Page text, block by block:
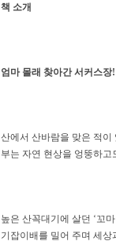
책 소개
엄마 몰래 찾아간 서커스
산에서 산바람을 맞은 적이
부는 자연 현상을 엉뚱하고
높은 산꼭대기에 살던 ‘꼬
기잡이배를 밀어 주며 세